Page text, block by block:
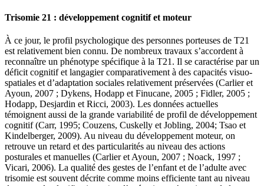
Trisomie 21 : développement cognitif et moteur
À ce jour, le profil psychologique des personnes porteuses de T21
est relativement bien connu. De nombreux travaux s’accordent à
reconnaître un phénotype spécifique à la T21. Il se caractérise par un
déficit cognitif et langagier comparativement à des capacités visuo-
spatiales et d’adaptation sociales relativement préservées (Carlier et
Ayoun, 2007 ; Dykens, Hodapp et Finucane, 2005 ; Fidler, 2005 ;
Hodapp, Desjardin et Ricci, 2003). Les données actuelles
témoignent aussi de la grande variabilité de profil de développement
cognitif (Carr, 1995; Couzens, Cuskelly et Jobling, 2004; Tsao et
Kindelberger, 2009). Au niveau du développement moteur, on
retrouve un retard et des particularités au niveau des actions
posturales et manuelles (Carlier et Ayoun, 2007 ; Noack, 1997 ;
Vicari, 2006). La qualité des gestes de l’enfant et de l’adulte avec
trisomie est souvent décrite comme moins efficiente tant au niveau